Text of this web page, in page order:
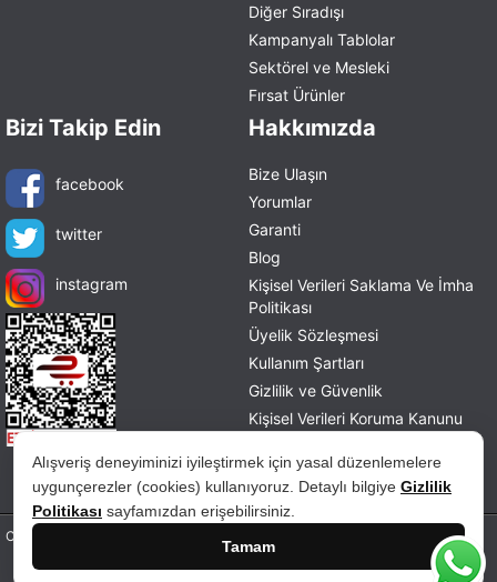
Alışveriş deneyiminizi iyileştirmek için yasal düzenlemelere
uygunçerezler (cookies) kullanıyoruz. Detaylı bilgiye Gizlilik
Politikası sayfamızdan erişebilirsiniz.
Tamam
Diğer Sıradışı
Kampanyalı Tablolar
Sektörel ve Mesleki
Fırsat Ürünler
Bizi Takip Edin
facebook
twitter
instagram
Hakkımızda
Bize Ulaşın
Yorumlar
Garanti
Blog
Kişisel Verileri Saklama Ve İmha
Politikası
Üyelik Sözleşmesi
Kullanım Şartları
Gizlilik ve Güvenlik
Kişisel Verileri Koruma Kanunu
İade ve Değişim Politikası
Copyright © 2026 tablohane.com Tüm hakları saklıdır.